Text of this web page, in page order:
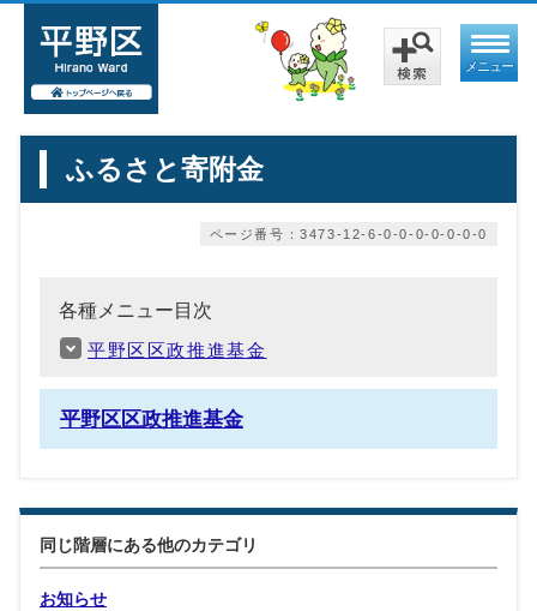
メニュー
ふるさと寄附金
ページ番号：3473-12-6-0-0-0-0-0-0-0
各種メニュー目次
平野区区政推進基金
平野区区政推進基金
同じ階層にある他のカテゴリ
お知らせ